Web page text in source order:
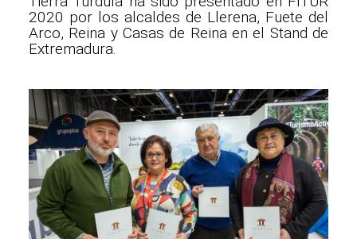
2020 por los alcaldes de Llerena, Fuete del
Arco, Reina y Casas de Reina en el Stand de
Extremadura.